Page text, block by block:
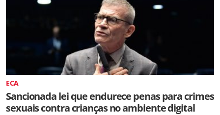
ECA
Sancionada lei que endurece penas para crimes
sexuais contra crianças no ambiente digital